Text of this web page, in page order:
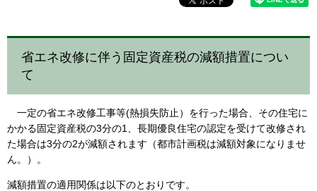
省エネ改修に伴う固定資産税の減額措置につい
て
一定の省エネ改修工事等(熱損失防止）を行った場合、その住宅に
かかる固定資産税の3分の1、長期優良住宅の認定を受けて改修され
た場合は3分の2が減額されます（都市計画税は減額対象になりませ
ん。）。
減額措置の適用関係は以下のとおりです。